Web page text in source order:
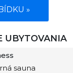
»
UBYTOVANIA
sauna